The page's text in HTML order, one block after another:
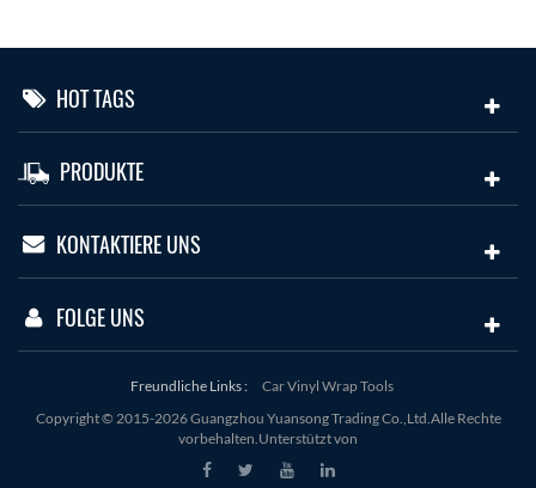
HOT TAGS
PRODUKTE
KONTAKTIERE UNS
FOLGE UNS
Freundliche Links :
Car Vinyl Wrap Tools
Copyright © 2015-2026 Guangzhou Yuansong Trading Co.,Ltd.Alle Rechte
vorbehalten.Unterstützt von